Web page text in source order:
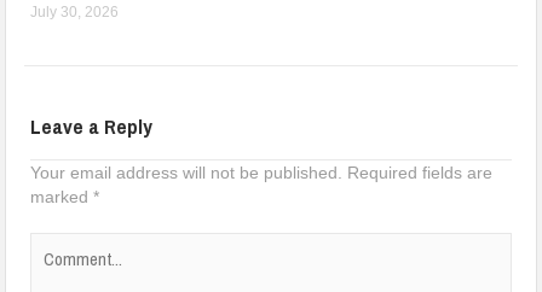
July 30, 2026
Leave a Reply
Your email address will not be published.
Required fields are
marked*